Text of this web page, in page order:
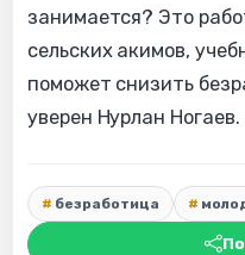
занимается? Это
сельских акимов,
поможет снизить
уверен Нурлан Ногаев.
безработица